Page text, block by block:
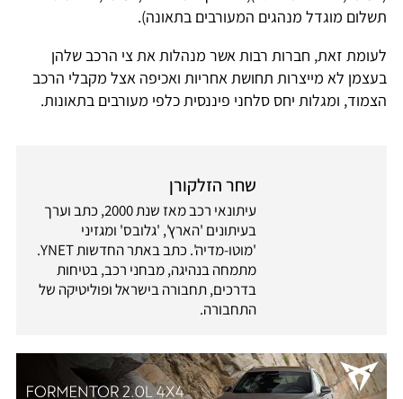
תשלום מוגדל מנהגים המעורבים בתאונה).
לעומת זאת, חברות רבות אשר מנהלות את צי הרכב שלהן
בעצמן לא מייצרות תחושת אחריות ואכיפה אצל מקבלי הרכב
הצמוד, ומגלות יחס סלחני פיננסית כלפי מעורבים בתאונות.
שחר הזלקורן
עיתונאי רכב מאז שנת 2000, כתב וערך
בעיתונים 'הארץ', 'גלובס' ומגזיני
'מוטו-מדיה'. כתב באתר החדשות YNET.
מתמחה בנהיגה, מבחני רכב, בטיחות
בדרכים, תחבורה בישראל ופוליטיקה של
התחבורה.